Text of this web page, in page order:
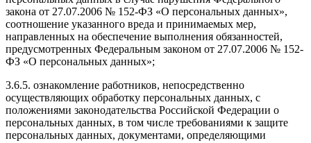
закона от 27.07.2006 № 152-ФЗ «О персональных данных»,
соотношение указанного вреда и принимаемых мер,
направленных на обеспечение выполнения обязанностей,
предусмотренных Федеральным законом от 27.07.2006 № 152-
ФЗ «О персональных данных»;
3.6.5. ознакомление работников, непосредственно
осуществляющих обработку персональных данных, с
положениями законодательства Российской Федерации о
персональных данных, в том числе требованиями к защите
персональных данных, документами, определяющими